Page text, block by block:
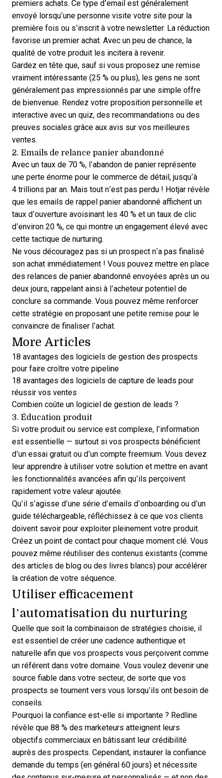
premiers achats. Ce type d’email est généralement
envoyé lorsqu’une personne visite votre site pour la
première fois ou s’inscrit à votre newsletter. La réduction
favorise un premier achat. Avec un peu de chance, la
qualité de votre produit les incitera à revenir.
Gardez en tête que, sauf si vous proposez une remise
vraiment intéressante (25 % ou plus), les gens ne sont
généralement pas impressionnés par une simple offre
de bienvenue. Rendez votre proposition personnelle et
interactive avec un quiz, des recommandations ou des
preuves sociales grâce aux avis sur vos meilleures
ventes.
2. Emails de relance panier abandonné
Avec un taux de 70 %, l’abandon de panier représente
une perte énorme pour le commerce de détail, jusqu’à
4 trillions par an. Mais tout n’est pas perdu ! Hotjar révèle
que les emails de rappel panier abandonné affichent un
taux d’ouverture avoisinant les 40 % et un taux de clic
d’environ 20 %, ce qui montre un engagement élevé avec
cette tactique de nurturing.
Ne vous découragez pas si un prospect n’a pas finalisé
son achat immédiatement ! Vous pouvez mettre en place
des relances de panier abandonné envoyées après un ou
deux jours, rappelant ainsi à l’acheteur potentiel de
conclure sa commande. Vous pouvez même renforcer
cette stratégie en proposant une petite remise pour le
convaincre de finaliser l’achat.
More Articles
18 avantages des logiciels de gestion des prospects
pour faire croître votre pipeline
18 avantages des logiciels de capture de leads pour
réussir vos ventes
Combien coûte un logiciel de gestion de leads ?
3. Éducation produit
Si votre produit ou service est complexe, l’information
est essentielle — surtout si vos prospects bénéficient
d’un essai gratuit ou d’un compte freemium. Vous devez
leur apprendre à utiliser votre solution et mettre en avant
les fonctionnalités avancées afin qu’ils perçoivent
rapidement votre valeur ajoutée.
Qu’il s’agisse d’une série d’emails d’onboarding ou d’un
guide téléchargeable, réfléchissez à ce que vos clients
doivent savoir pour exploiter pleinement votre produit.
Créez un point de contact pour chaque moment clé. Vous
pouvez même réutiliser des contenus existants (comme
des articles de blog ou des livres blancs) pour accélérer
la création de votre séquence.
Utiliser efficacement
l’automatisation du nurturing
Quelle que soit la combinaison de stratégies choisie, il
est essentiel de créer une cadence authentique et
naturelle afin que vos prospects vous perçoivent comme
un référent dans votre domaine. Vous voulez devenir une
source fiable dans votre secteur, de sorte que vos
prospects se tournent vers vous lorsqu’ils ont besoin de
conseils.
Pourquoi la confiance est-elle si importante ? Redline
révèle que 88 % des marketeurs atteignent leurs
objectifs commerciaux en bâtissant leur crédibilité
auprès des prospects. Cependant, instaurer la confiance
demande du temps (en général 60 jours) et nécessite